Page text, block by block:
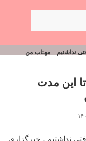
نداشتیم – مهتاب من
این مدت